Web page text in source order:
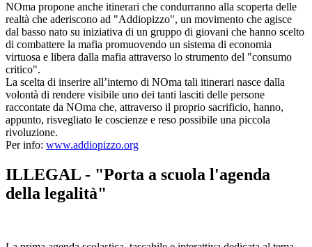
NOma propone anche itinerari che condurranno alla scoperta delle
realtà che aderiscono ad "Addiopizzo", un movimento che agisce
dal basso nato su iniziativa di un gruppo di giovani che hanno scelto
di combattere la mafia promuovendo un sistema di economia
virtuosa e libera dalla mafia attraverso lo strumento del "consumo
critico".
La scelta di inserire all’interno di NOma tali itinerari nasce dalla
volontà di rendere visibile uno dei tanti lasciti delle persone
raccontate da NOma che, attraverso il proprio sacrificio, hanno,
appunto, risvegliato le coscienze e reso possibile una piccola
rivoluzione.
Per info: www.addiopizzo.org
ILLEGAL - "Porta a scuola l'agenda
della legalità"